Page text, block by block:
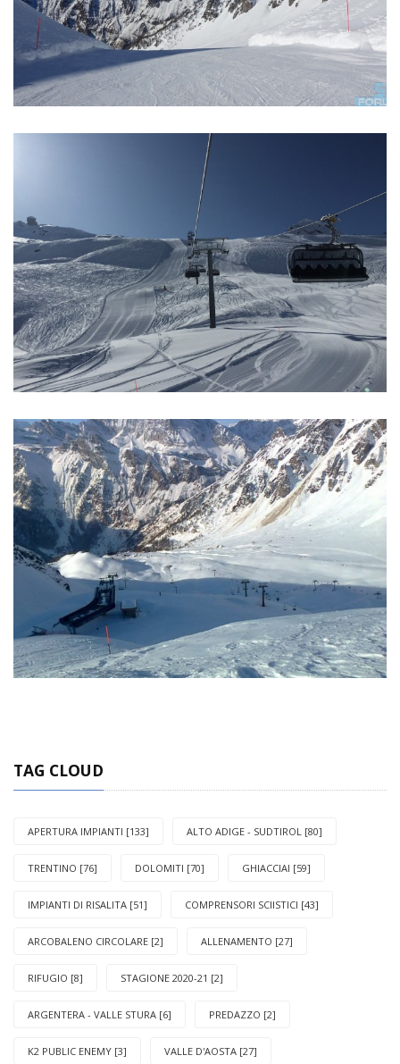
TAG CLOUD
APERTURA IMPIANTI [133] ALTO ADIGE - SUDTIROL [80]
TRENTINO [76] DOLOMITI [70] GHIACCIAI [59]
IMPIANTI DI RISALITA [51] COMPRENSORI SCIISTICI [43]
ARCOBALENO CIRCOLARE [2] ALLENAMENTO [27]
RIFUGIO [8] STAGIONE 2020-21 [2]
ARGENTERA - VALLE STURA [6] PREDAZZO [2]
K2 PUBLIC ENEMY [3] VALLE D'AOSTA [27]